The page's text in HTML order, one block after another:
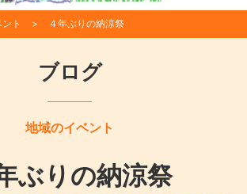
ト ４年ぶりの納涼祭
ブログ
地域のイベント
ぶりの納涼祭